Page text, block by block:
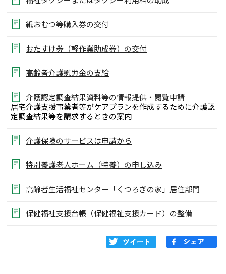
紙おむつ等購入券の交付
おたすけ券（軽作業助成券）の交付
高齢者介護慰労金の支給
介護認定調査結果資料等の情報提供・閲覧申請
居宅介護支援事業者等がケアプランを作成するために介護認
定調査結果等を請求するときの案内
介護保険のサービスは申請から
特別養護老人ホーム（特養）の申し込み
高齢者生活福祉センター「くつろぎの家」居住部門
保健福祉支援台帳（保健福祉支援カード）の整備